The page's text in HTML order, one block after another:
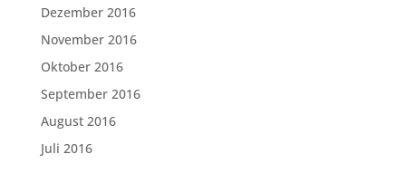
Dezember 2016
November 2016
Oktober 2016
September 2016
August 2016
Juli 2016